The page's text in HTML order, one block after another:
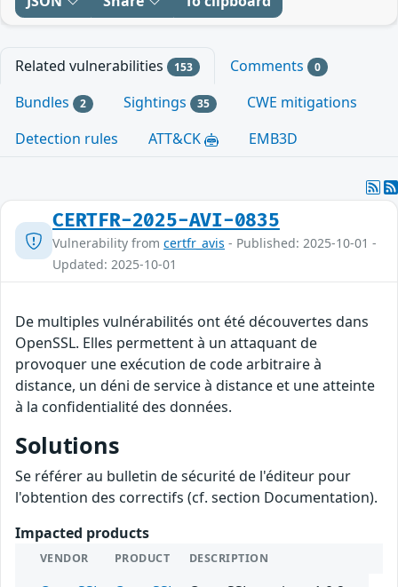
Related vulnerabilities 153 Comments 0
Bundles 2 Sightings 35
CWE mitigations
Detection rules
ATT&CK EMB3D
CERTFR-2025-AVI-0835
Vulnerability from certfr_avis - Published: 2025-10-01 -
Updated: 2025-10-01
De multiples vulnérabilités ont été découvertes dans
OpenSSL. Elles permettent à un attaquant de
provoquer une exécution de code arbitraire à
distance, un déni de service à distance et une atteinte
à la confidentialité des données.
Solutions
Se référer au bulletin de sécurité de l'éditeur pour
l'obtention des correctifs (cf. section Documentation).
Impacted products
VENDOR PRODUCT DESCRIPTION